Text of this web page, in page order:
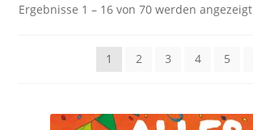
Kasse
Ergebnisse 1 – 16 von 70 werden angezeigt
1 2 3 4 5